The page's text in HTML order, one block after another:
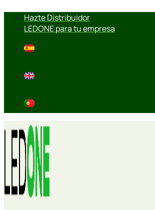
contenido
Hazte Distribuidor
LEDONE para tu empresa